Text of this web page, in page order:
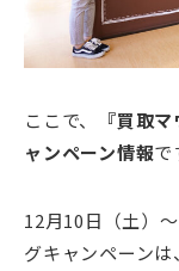
ここで、
『買取
ャンペーン情報で
12月10日（土）
グキャンペーンは、